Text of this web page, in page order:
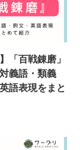
「百戦錬磨」
義語・類義
語表現をまと